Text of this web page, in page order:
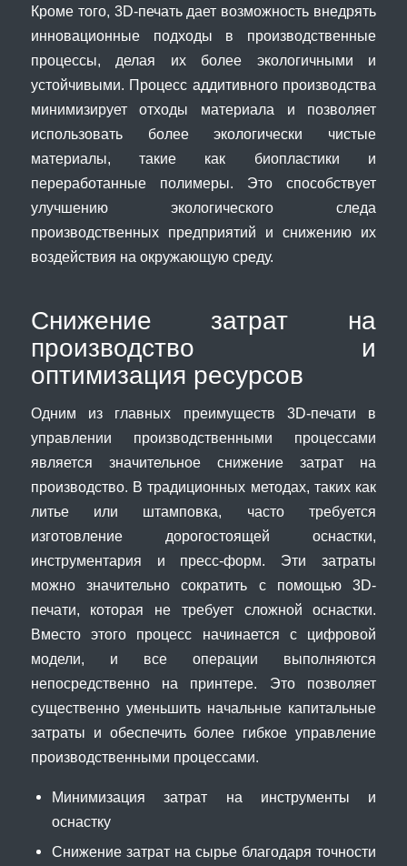
Кроме того, 3D-печать дает возможность внедрять
инновационные подходы в производственные
процессы, делая их более экологичными и
устойчивыми. Процесс аддитивного производства
минимизирует отходы материала и позволяет
использовать более экологически чистые
материалы, такие как биопластики и
переработанные полимеры. Это способствует
улучшению экологического следа
производственных предприятий и снижению их
воздействия на окружающую среду.
Снижение затрат на
производство и
оптимизация ресурсов
Одним из главных преимуществ 3D-печати в
управлении производственными процессами
является значительное снижение затрат на
производство. В традиционных методах, таких как
литье или штамповка, часто требуется
изготовление дорогостоящей оснастки,
инструментария и пресс-форм. Эти затраты
можно значительно сократить с помощью 3D-
печати, которая не требует сложной оснастки.
Вместо этого процесс начинается с цифровой
модели, и все операции выполняются
непосредственно на принтере. Это позволяет
существенно уменьшить начальные капитальные
затраты и обеспечить более гибкое управление
производственными процессами.
Минимизация затрат на инструменты и
оснастку
Снижение затрат на сырье благодаря точности